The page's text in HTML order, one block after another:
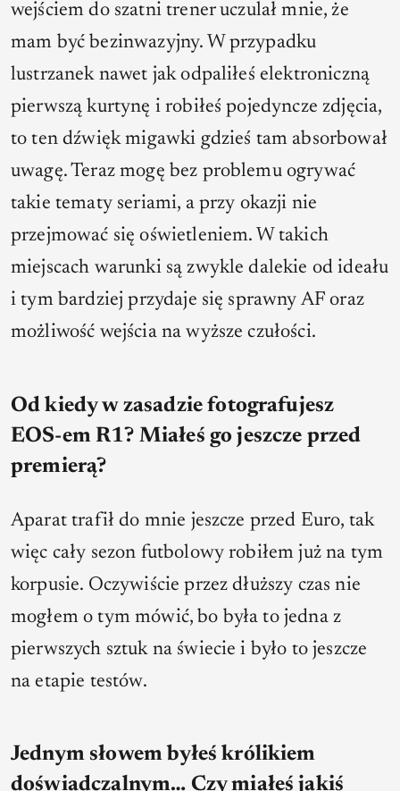
wejściem do szatni trener uczulał mnie, że
mam być bezinwazyjny. W przypadku
lustrzanek nawet jak odpaliłeś elektroniczną
pierwszą kurtynę i robiłeś pojedyncze zdjęcia,
to ten dźwięk migawki gdzieś tam absorbował
uwagę. Teraz mogę bez problemu ogrywać
takie tematy seriami, a przy okazji nie
przejmować się oświetleniem. W takich
miejscach warunki są zwykle dalekie od ideału
i tym bardziej przydaje się sprawny AF oraz
możliwość wejścia na wyższe czułości.
Od kiedy w zasadzie fotografujesz
EOS-em R1? Miałeś go jeszcze przed
premierą?
Aparat trafił do mnie jeszcze przed Euro, tak
więc cały sezon futbolowy robiłem już na tym
korpusie. Oczywiście przez dłuższy czas nie
mogłem o tym mówić, bo była to jedna z
pierwszych sztuk na świecie i było to jeszcze
na etapie testów.
Jednym słowem byłeś królikiem
doświadczalnym… Czy miałeś jakiś